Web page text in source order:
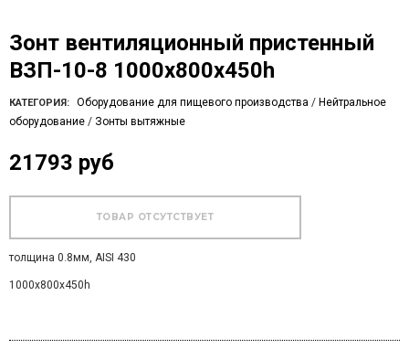
Зонт вентиляционный пристенный
ВЗП-10-8 1000х800х450h
КАТЕГОРИЯ: Оборудование для пищевого производства / Нейтральное
оборудование / Зонты вытяжные
21793 руб
толщина 0.8мм, AISI 430
1000х800х450h